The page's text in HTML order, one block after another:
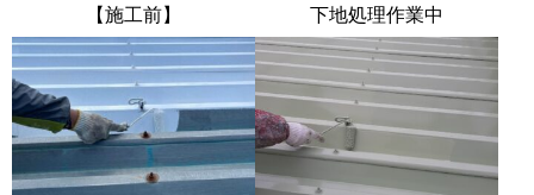
【施工前】 下地処理作業中